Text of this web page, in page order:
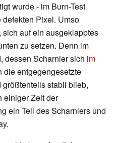
wurde - im Burn-Test
Pixel. Umso
auf ein ausgeklapptes
zu setzen. Denn im
dessen Scharnier sich im
die entgegengesetzte
stabil blieb,
einiger Zeit der
ein Teil des Scharniers und